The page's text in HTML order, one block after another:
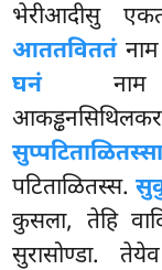
भेरीआदीसु
आततविततंनाम
घनंनाम
पटिताळितस्स.
कुसला, तेहि
सुरासोण्डा.